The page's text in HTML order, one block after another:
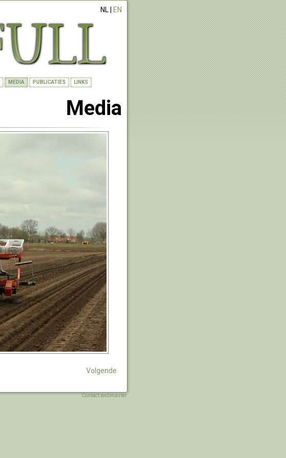
NL | EN
MEDIA PUBLICATIES LINKS
Media
Volgende
Contact webmaster